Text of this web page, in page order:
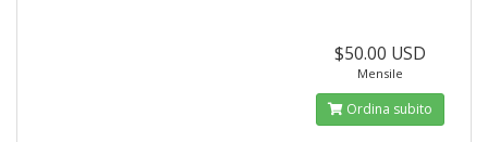
$50.00 USD
Mensile
Ordina subito